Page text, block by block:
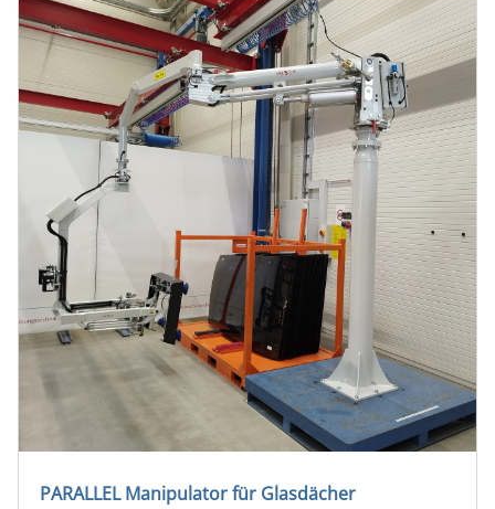
PARALLEL Manipulator für Glasdächer